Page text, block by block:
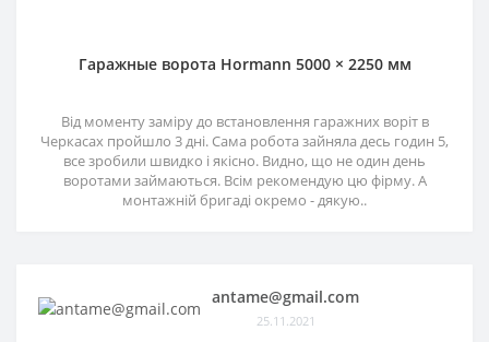
Гаражные ворота Hormann 5000 × 2250 мм
Від моменту заміру до встановлення гаражних воріт в
Черкасах пройшло 3 дні. Сама робота зайняла десь годин 5,
все зробили швидко і якісно. Видно, що не один день
воротами займаються. Всім рекомендую цю фірму. А
монтажній бригаді окремо - дякую..
antame@gmail.com
25.11.2021